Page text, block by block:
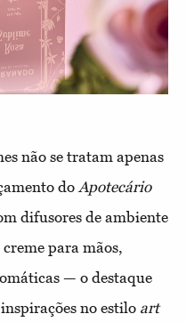
não se tratam apenas
doApotecário
difusores de ambiente
para mãos,
— o destaque
no estilo art